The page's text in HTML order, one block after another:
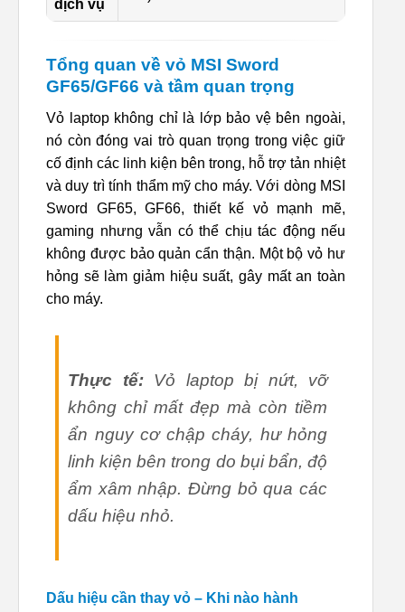
dịch vụ
Tổng quan về vỏ MSI Sword
GF65/GF66 và tầm quan trọng
Vỏ laptop không chỉ là lớp bảo vệ bên ngoài,
nó còn đóng vai trò quan trọng trong việc giữ
cố định các linh kiện bên trong, hỗ trợ tản nhiệt
và duy trì tính thẩm mỹ cho máy. Với dòng MSI
Sword GF65, GF66, thiết kế vỏ mạnh mẽ,
gaming nhưng vẫn có thể chịu tác động nếu
không được bảo quản cẩn thận. Một bộ vỏ hư
hỏng sẽ làm giảm hiệu suất, gây mất an toàn
cho máy.
Thực tế:Vỏ laptop bị nứt, vỡ
không chỉ mất đẹp mà còn tiềm
ẩn nguy cơ chập cháy, hư hỏng
linh kiện bên trong do bụi bẩn, độ
ẩm xâm nhập. Đừng bỏ qua các
dấu hiệu nhỏ.
Dấu hiệu cần thay vỏ – Khi nào hành